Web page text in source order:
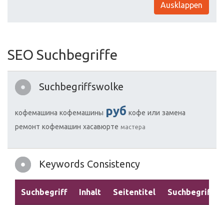
Ausklappen
SEO Suchbegriffe
Suchbegriffswolke
кофемашина кофемашины руб кофе или замена
ремонт кофемашин хасавюрте мастера
Keywords Consistency
Suchbegriff Inhalt Seitentitel Suchbegriffe